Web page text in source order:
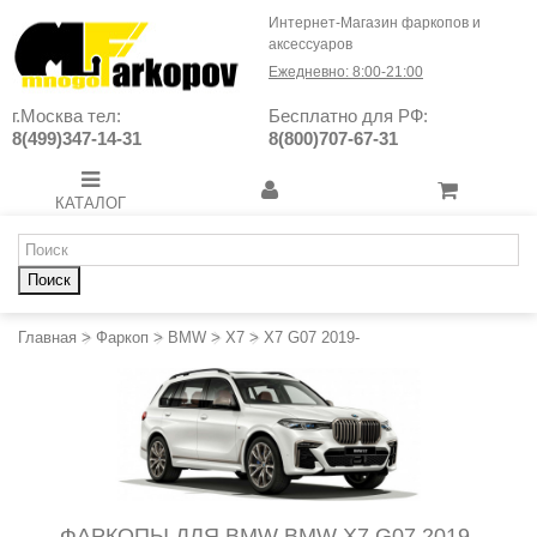
Интернет-Магазин фаркопов и
аксессуаров
Ежедневно: 8:00-21:00
г.Москва тел:
8(499)347-14-31
Бесплатно для РФ:
8(800)707-67-31
КАТАЛОГ
Поиск
Главная > Фаркоп > BMW > X7 > X7 G07 2019-